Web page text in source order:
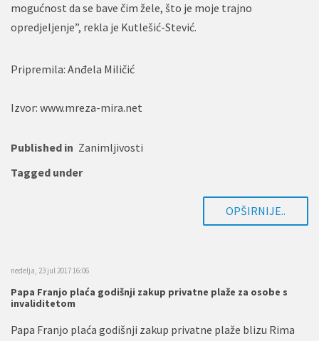
mogućnost da se bave čim žele, što je moje trajno
opredjeljenje”, rekla je Kutlešić-Stević.
Pripremila: Anđela Miličić
Izvor: www.mreza-mira.net
Published in Zanimljivosti
Tagged under
OPŠIRNIJE..
nedelja, 23 jul 2017 16:06
Papa Franjo plaća godišnji zakup privatne plaže za osobe s
invaliditetom
Papa Franjo plaća godišnji zakup privatne plaže blizu Rima